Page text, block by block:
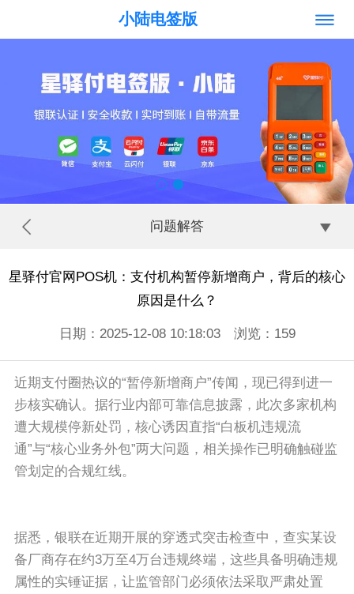
小陆电签版
问题解答
星驿付官网POS机：支付机构暂停新增商户，背后的核心
原因是什么？
日期：2025-12-08 10:18:03 浏览： 159
近期支付圈热议的“暂停新增商户”传闻，现已得到进一
步核实确认。据行业内部可靠信息披露，此次多家机构
遭大规模停新处罚，核心诱因直指“白板机违规流
通”与“核心业务外包”两大问题，相关操作已明确触碰监
管划定的合规红线。
据悉，银联在近期开展的穿透式突击检查中，查实某设
备厂商存在约3万至4万台违规终端，这些具备明确违规
属性的实锤证据，让监管部门必须依法采取严肃处置